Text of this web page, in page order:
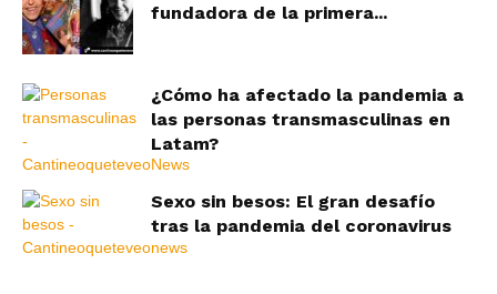
fundadora de la primera...
¿Cómo ha afectado la pandemia a
las personas transmasculinas en
Latam?
Sexo sin besos: El gran desafío
tras la pandemia del coronavirus